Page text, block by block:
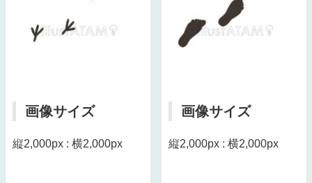
画像サイズ
縦2,000px : 横2,000px
画像サイズ
縦2,000px : 横2,000px